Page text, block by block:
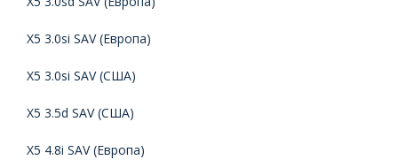
X5 3.0si SAV (Европа)
X5 3.0si SAV (США)
X5 3.5d SAV (США)
X5 4.8i SAV (Европа)